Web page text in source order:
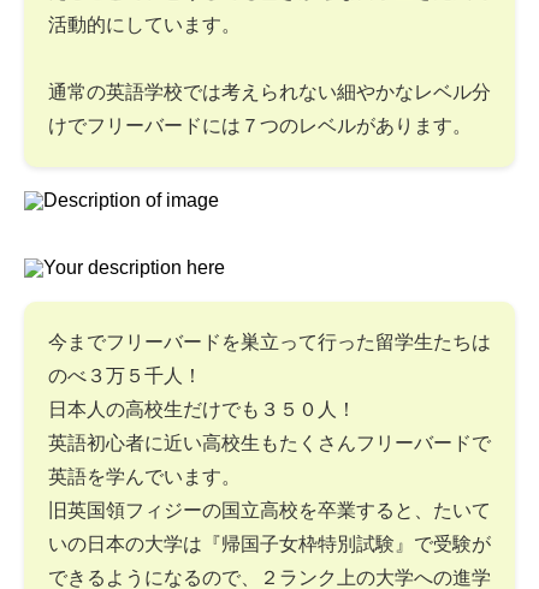
活動的にしています。
通常の英語学校では考えられない細やかなレベル分
けでフリーバードには７つのレベルがあります。
今までフリーバードを巣立って行った留学生たちは
のべ３万５千人！
日本人の高校生だけでも３５０人！
英語初心者に近い高校生もたくさんフリーバードで
英語を学んでいます。
旧英国領フィジーの国立高校を卒業すると、たいて
いの日本の大学は『帰国子女枠特別試験』で受験が
できるようになるので、２ランク上の大学への進学